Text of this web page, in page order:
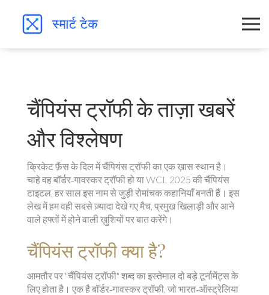
चैंपियंस ट्रॉफी के ताज़ा खबरें
और विश्लेषण
क्रिकेट फ़ैंस के दिल में चैंपियंस ट्रॉफी का एक ख़ास स्थान है।
चाहे वह बॉर्डर‑गावस्कर ट्रॉफी हो या WCL 2025 की चैंपियंस
टाइटल, हर साल इस नाम से जुड़ी रोमांचक कहानियाँ बनती हैं। इस
लेख में हम वही सबसे ज़्यादा देखे गए मैच, प्रमुख खिलाड़ी और आने
वाले हफ्तों में होने वाली ख़ुशियों पर बात करेंगे।
चैंपियंस ट्रॉफी क्या है?
आमतौर पर "चैंपियंस ट्रॉफी" शब्द का इस्तेमाल दो बड़े टूर्नामेंट्स के
लिए होता है। एक है बॉर्डर‑गावस्कर ट्रॉफी, जो भारत‑ऑस्ट्रेलिया